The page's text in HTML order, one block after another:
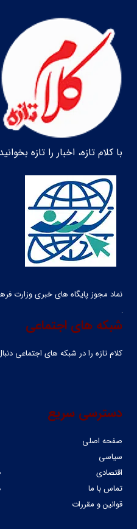
با کلام تازه، اخبار را تازه
نماد مجوز پایگاه های خبری وزارت
شبکه های اجتماعی
کلام تازه را در شبکه ‌های اجتماعی
دسترسی سریع
صفحه اصلی
سیاسی
اقتصادی
تماس با ما
قوانین و مقررات